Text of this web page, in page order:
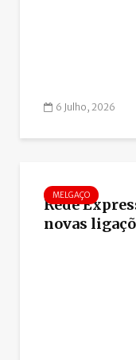
6 Julho, 2026
MELGAÇO
Rede
novas